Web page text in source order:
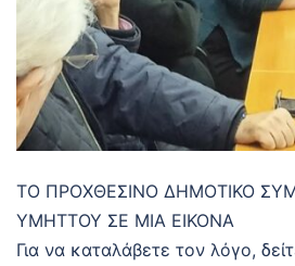
ΤΟ ΠΡΟΧΘΕΣΙΝΟ ΔΗΜΟΤΙΚΟ
ΥΜΗΤΤΟΥ ΣΕ ΜΙΑ ΕΙΚΟΝΑ
Για να καταλάβετε τον λόγο,